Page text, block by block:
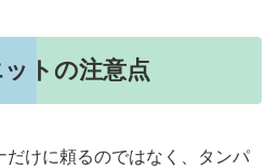
トの注意点
だけに頼るのではなく、タンパ